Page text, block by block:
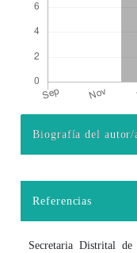
Biografía del
Referencias
Secretaria Distrital